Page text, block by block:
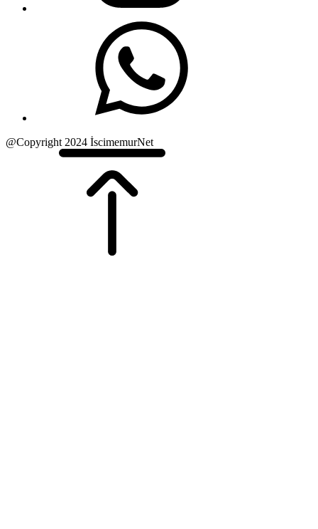
@Copyright 2024 İscimemurNet